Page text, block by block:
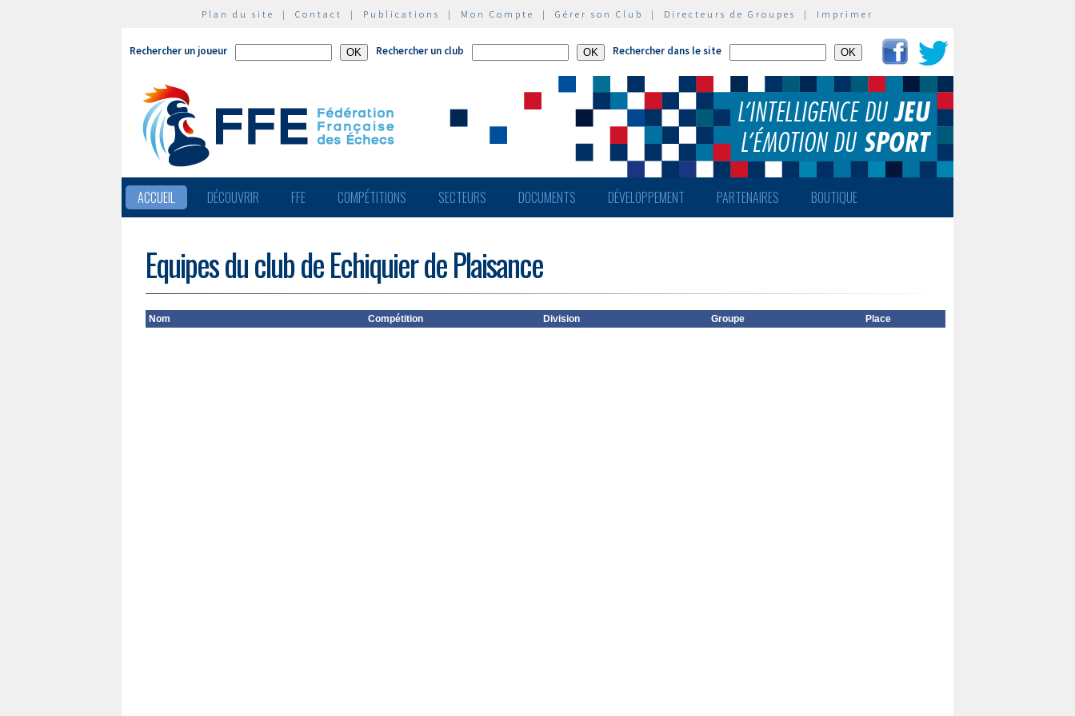
Plan du site | Contact | Publications | Mon Compte | Gérer son Club | Directeurs de Groupes | Imprimer
Rechercher un joueur Rechercher un club Rechercher dans le site
ACCUEIL DÉCOUVRIR FFE COMPÉTITIONS SECTEURS DOCUMENTS DÉVELOPPEMENT PARTENAIRES BOUTIQUE
Equipes du club de Echiquier de Plaisance
Nom Compétition Division Groupe Place